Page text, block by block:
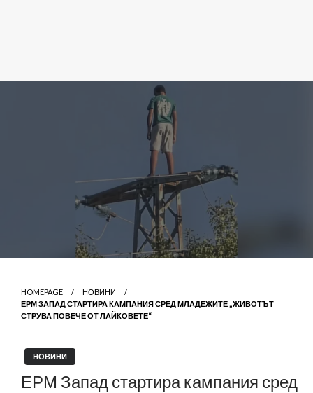
HOMEPAGE
НОВИНИ
ЕРМ ЗАПАД СТАРТИРА КАМПАНИЯ СРЕД МЛАДЕЖИТЕ „ЖИВОТЪТ
СТРУВА ПОВЕЧЕ ОТ ЛАЙКОВЕТЕ“
НОВИНИ
ЕРМ Запад стартира кампания сред